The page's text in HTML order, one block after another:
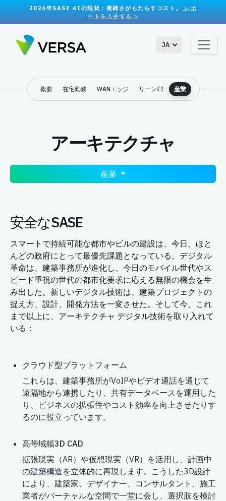
2026年SASE AIの現状：複雑さがもたらすコスト。
レポ
ートを入手する >
JA
概要 在宅勤務 WANエッジ リーンIT 産業
アーキテクチャ
産業
安全なSASE
スマートで持続可能な都市やビルの建設は、今日、ほと
んどの政府にとって最優先課題となっている。デジタル
革命は、建築事務所が進化し、今日のモバイル世代やス
ピード重視の世代の都市化要求に応える無限の機会を生
み出した。新しいデジタル技術は、建築プロジェクトの
捉え方、設計、開発方法を一変させた。そして今、これ
まで以上に、アーキテクチャ デジタル技術を取り入れて
いる：
クラウド型プラットフォーム
これらは、建築事務所がVoIPやビデオ通話を通じて
遠隔地から連携したり、共有データベースを運用した
り、ビジネスの拡張性やコスト効率を向上させたりす
るのに役立っています。
高帯域幅3D CAD
拡張現実（AR）や仮想現実（VR）を活用し、計画中
の建築構造を立体的に再現します。こうした3D設計
により、建築家、デザイナー、コンサルタント、施工
業者がバーチャルな空間で一堂に会し、選択肢を検討